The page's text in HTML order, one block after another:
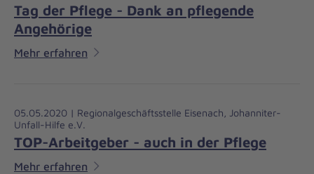
Tag der Pflege - Dank an pflegende
Angehörige
Mehr erfahren
05.05.2020 | Regionalgeschäftsstelle Eisenach, Johanniter-
Unfall-Hilfe e.V.
TOP-Arbeitgeber - auch in der Pflege
Mehr erfahren